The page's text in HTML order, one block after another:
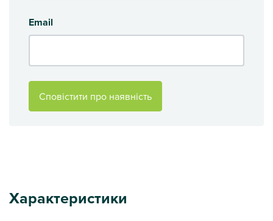
Email
Сповістити про наявність
Характеристики